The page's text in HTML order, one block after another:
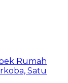
Rumah
Satu